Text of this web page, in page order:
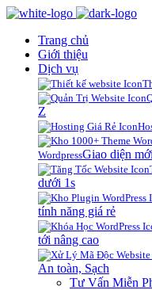
Trang chủ
Giới thiệu
Dịch vụ
Z
WordpressGiao diện
dưới 1s
tính năng giá rẻ
tới nâng cao
An toàn, Sạch
Tư Vấn Miễn